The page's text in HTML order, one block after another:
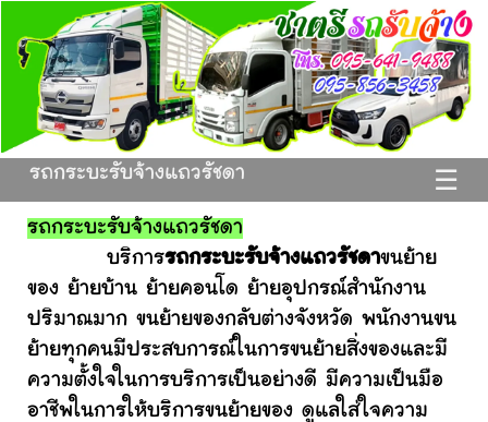
☰
รถกระบะรับจ้างแถวรัชดา
รถกระบะรับจ้างแถวรัชดา
บริการรถกระบะรับจ้างแถวรัชดาขนย้าย
ของ ย้ายบ้าน ย้ายคอนโด ย้ายอุปกรณ์สำนักงาน
ปริมาณมาก ขนย้ายของกลับต่างจังหวัด พนักงานขน
ย้ายทุกคนมีประสบการณ์ในการขนย้ายสิ่งของและมี
ความตั้งใจในการบริการเป็นอย่างดี มีความเป็นมือ
อาชีพในการให้บริการขนย้ายของ ดูแลใส่ใจความ